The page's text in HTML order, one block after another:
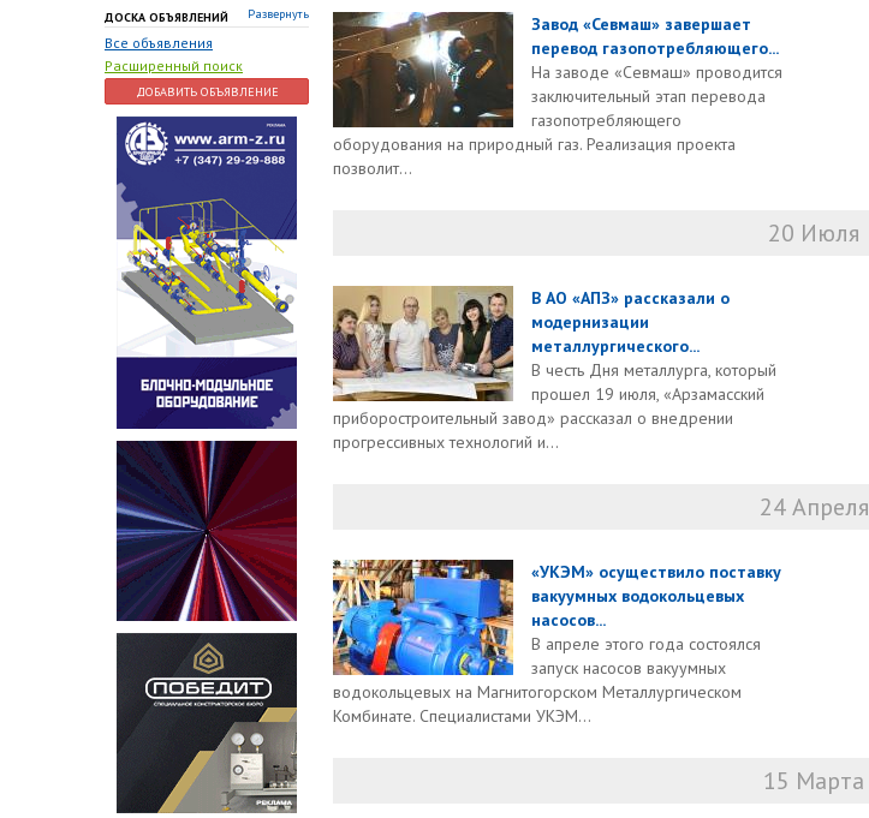
ДОСКА ОБЪЯВЛЕНИЙ Развернуть
Все объявления
Расширенный поиск
ДОБАВИТЬ ОБЪЯВЛЕНИЕ
Завод «Севмаш» завершает
перевод газопотребляющего...
На заводе «Севмаш» проводится
заключительный этап перевода
газопотребляющего
оборудования на природный газ. Реализация проекта
позволит...
20 Июля
В АО «АПЗ» рассказали о
модернизации
металлургического...
В честь Дня металлурга, который
прошел 19 июля, «Арзамасский
приборостроительный завод» рассказал о внедрении
прогрессивных технологий и...
24 Апреля
«УКЭМ» осуществило поставку
вакуумных водокольцевых
насосов...
В апреле этого года состоялся
запуск насосов вакуумных
водокольцевых на Магнитогорском Металлургическом
Комбинате. Специалистами УКЭМ...
15 Марта